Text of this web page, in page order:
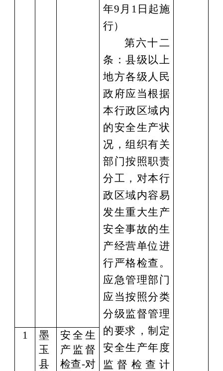
年9月1 日起施
行）
第六十二
条：县级以上
地方各级人民
政府应当根据
本行政区域内
的安全生产状
况，组织有关
部门按照职责
分工，对本行
政区域内容易
发生重大生产
安全事故的生
产经营单位 进
行严格检查。
应急管理部门
应当按照分类
分级监督管理
的要求，制定
安全生产年度
监督检查计
1
墨
玉
县
安全生
产监督
检查-对